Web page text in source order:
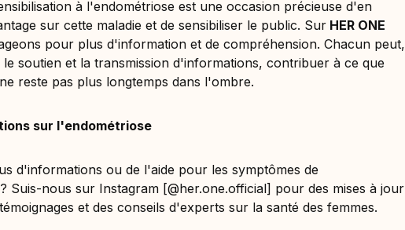
à l'endométriose est une occasion précieuse d'en
sur cette maladie et de sensibiliser le public. Sur HER ONE
pour plus d'information et de compréhension. Chacun peut,
le soutien et la transmission d'informations, contribuer à ce que
ne reste pas plus longtemps dans l'ombre.
sur l'endométriose
d'informations ou de l'aide pour les symptômes de
Suis-nous sur Instagram [@her.one.official] pour des mises à jour
et des conseils d'experts sur la santé des femmes.